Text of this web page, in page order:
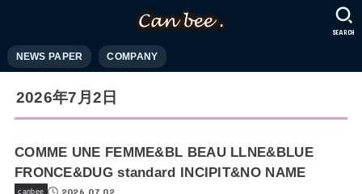
NEWS PAPER COMPANY
SEARCH
2026年7月2日
COMME UNE FEMME&BL BEAU LLNE&BLUE
FRONCE&DUG standard INCIPIT&NO NAME
canbee